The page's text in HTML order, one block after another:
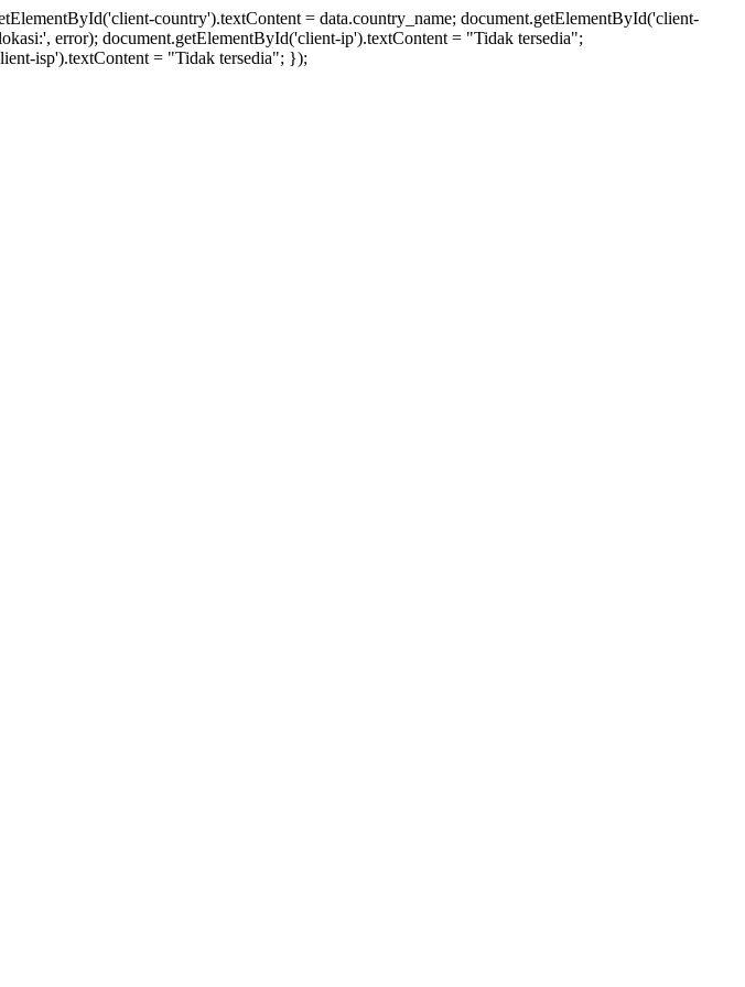
country').textContent = data.country_name; document.getElementById('client-
error); document.getElementById('client-ip').textContent = "Tidak tersedia";
isp').textContent = "Tidak tersedia"; });